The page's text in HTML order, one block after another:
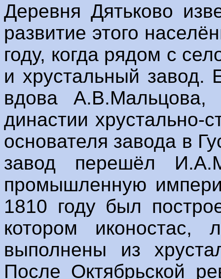
Деревня Дятьково
развитие этого
году, когда рядом с
и хрустальный завод.
вдова А.В.Мальцова,
династии хрустально-
основателя завода в
завод перешёл
промышленную
1810 году был
котором иконостас,
выполнены из
После Октябрьской